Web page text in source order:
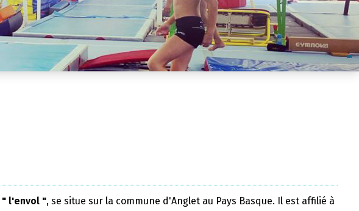
" l'envol ", se situe sur la commune d'Anglet au Pays Basque. Il est affilié à